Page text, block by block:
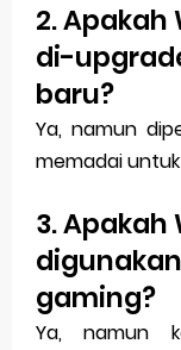
2. Apakah
di-
baru?
Ya, namun
memadai
3. Apakah
gaming?
Ya, namun